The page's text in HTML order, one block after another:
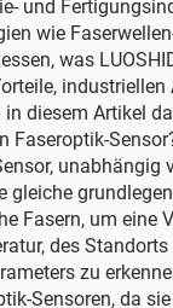
und
wie
was
diesem Artikel
Faseroptik-
unabhängig
Fasern, um eine
des
zu
Sensoren, da